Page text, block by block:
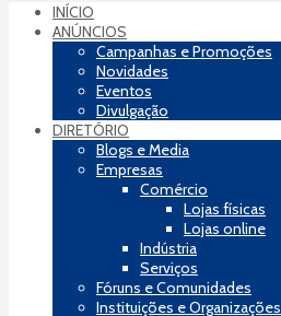
INÍCIO
ANÚNCIOS
Campanhas e Promoções
Novidades
Eventos
Divulgação
DIRETÓRIO
Blogs e Media
Empresas
Comércio
Lojas físicas
Lojas online
Indústria
Serviços
Fóruns e Comunidades
Instituições e Organizações